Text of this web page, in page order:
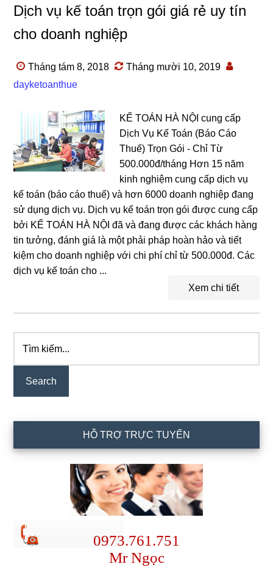
Dịch vụ kế toán trọn gói giá rẻ uy tín
cho doanh nghiệp
Tháng tám 8, 2018
Tháng mười 10, 2019
dayketoanthue
KẾ TOÁN HÀ NỘI cung cấp
Dịch Vụ Kế Toán (Báo Cáo
Thuế) Trọn Gói - Chỉ Từ
500.000đ/tháng Hơn 15 năm
kinh nghiệm cung cấp dịch vụ
kế toán (báo cáo thuế) và hơn 6000 doanh nghiệp đang
sử dụng dịch vụ. Dịch vụ kế toán trọn gói được cung cấp
bởi KẾ TOÁN HÀ NỘI đã và đang được các khách hàng
tin tưởng, đánh giá là một phải pháp hoàn hảo và tiết
kiệm cho doanh nghiệp với chi phí chỉ từ 500.000đ. Các
dịch vụ kế toán cho ...
Xem chi tiết
Primary
Sidebar
kiếm...
HỖ TRỢ TRỰC TUYẾN
0973.761.751
Mr Ngọc